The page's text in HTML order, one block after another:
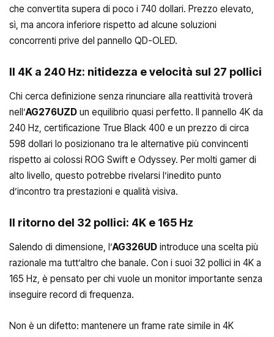
che convertita supera di poco i 740 dollari. Prezzo elevato,
sì, ma ancora inferiore rispetto ad alcune soluzioni
concorrenti prive del pannello QD-OLED.
Il 4K a 240 Hz: nitidezza e velocità sul 27 pollici
Chi cerca definizione senza rinunciare alla reattività troverà
nell’AG276UZD un equilibrio quasi perfetto. Il pannello 4K da
240 Hz, certificazione True Black 400 e un prezzo di circa
598 dollari lo posizionano tra le alternative più convincenti
rispetto ai colossi ROG Swift e Odyssey. Per molti gamer di
alto livello, questo potrebbe rivelarsi l’inedito punto
d’incontro tra prestazioni e qualità visiva.
Il ritorno del 32 pollici: 4K e 165 Hz
Salendo di dimensione, l’AG326UD introduce una scelta più
razionale ma tutt’altro che banale. Con i suoi 32 pollici in 4K a
165 Hz, è pensato per chi vuole un monitor importante senza
inseguire record di frequenza.
Non è un difetto: mantenere un frame rate simile in 4K